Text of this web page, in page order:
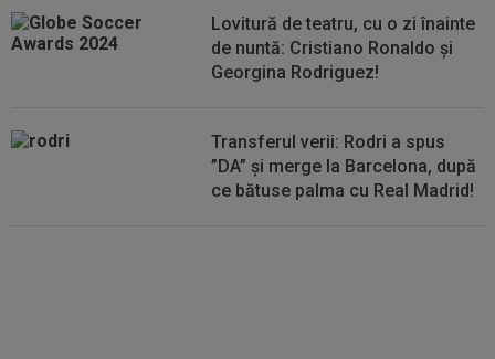
transferul la încă o echipă de UCL! Picat la...Lovitură de teatru, cu o zi înainte
de nuntă: Cristiano Ronaldo și
Georgina Rodriguez!
Transferul verii: Rodri a spus
”DA” și merge la Barcelona, după
ce bătuse palma cu Real Madrid!